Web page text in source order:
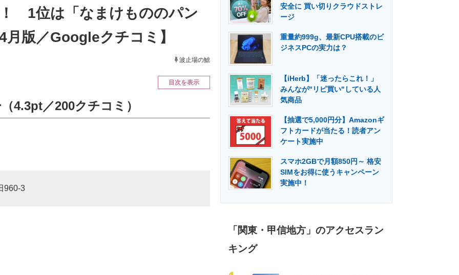
製造業のIT導入・活用を支援
エネルギーの専門メディア 建設×テクノロジーの最前線
1位は「なまけもののパン
月版／Googleクチコミ】
波止場の鯱
目次を表示
4.3pt／200クチコミ）
960-3
安全に 買い切りクラウドストレ
ージ
重量約999g、最新CPU搭載のビ
ジネスPCの実力は？
【iHerb】「迷ったらこれ！」
みんなが"リピ買い"している人
気商品
【抽選で5,000円分】Amazonギ
フトカードが当たる！読者アン
ケート実施中
スマホ2GBで月額850円～ 格安
SIMをお得に使うキャンペーン
実施中！
「関東・甲信地方」のアクセスラン
キング